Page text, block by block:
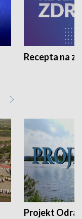
Recepta na
Projekt Odra